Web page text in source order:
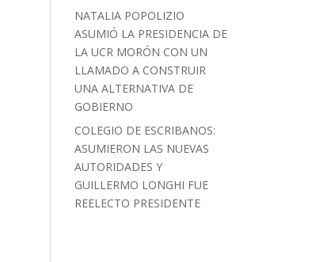
NATALIA POPOLIZIO
ASUMIÓ LA PRESIDENCIA DE
LA UCR MORÓN CON UN
LLAMADO A CONSTRUIR
UNA ALTERNATIVA DE
GOBIERNO
COLEGIO DE ESCRIBANOS:
ASUMIERON LAS NUEVAS
AUTORIDADES Y
GUILLERMO LONGHI FUE
REELECTO PRESIDENTE